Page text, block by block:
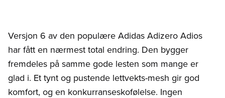
Versjon 6 av den populære Adidas Adizero Adios
har fått en nærmest total endring. Den bygger
fremdeles på samme gode lesten som mange er
glad i. Et tynt og pustende lettvekts-mesh gir god
komfort, og en konkurranseskofølelse. Ingen